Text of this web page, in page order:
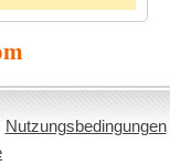
Nutzungsbedingungen